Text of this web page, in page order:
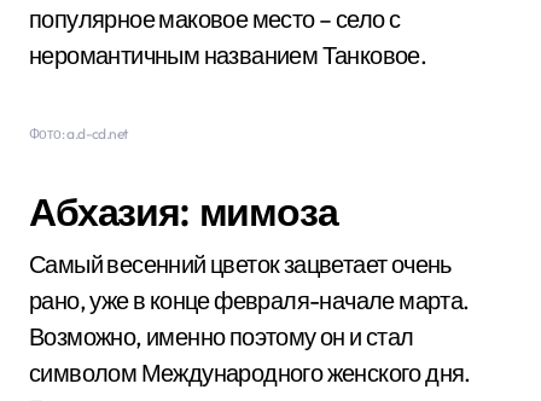
популярное маковое место – село с
неромантичным названием Танковое.
Фото: a.d-cd.net
Абхазия: мимоза
Самый весенний цветок зацветает очень
рано, уже в конце февраля-начале марта.
Возможно, именно поэтому он и стал
символом Международного женского дня.